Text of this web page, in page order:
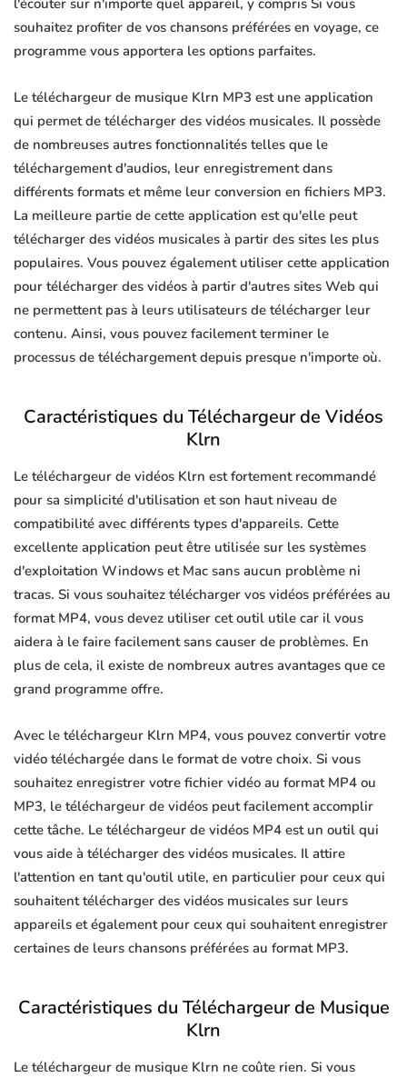
l'écouter sur n'importe quel appareil, y compris Si vous
souhaitez profiter de vos chansons préférées en voyage, ce
programme vous apportera les options parfaites.
Le téléchargeur de musique Klrn MP3 est une application
qui permet de télécharger des vidéos musicales. Il possède
de nombreuses autres fonctionnalités telles que le
téléchargement d'audios, leur enregistrement dans
différents formats et même leur conversion en fichiers MP3.
La meilleure partie de cette application est qu'elle peut
télécharger des vidéos musicales à partir des sites les plus
populaires. Vous pouvez également utiliser cette application
pour télécharger des vidéos à partir d'autres sites Web qui
ne permettent pas à leurs utilisateurs de télécharger leur
contenu. Ainsi, vous pouvez facilement terminer le
processus de téléchargement depuis presque n'importe où.
Caractéristiques du Téléchargeur de Vidéos
Klrn
Le téléchargeur de vidéos Klrn est fortement recommandé
pour sa simplicité d'utilisation et son haut niveau de
compatibilité avec différents types d'appareils. Cette
excellente application peut être utilisée sur les systèmes
d'exploitation Windows et Mac sans aucun problème ni
tracas. Si vous souhaitez télécharger vos vidéos préférées au
format MP4, vous devez utiliser cet outil utile car il vous
aidera à le faire facilement sans causer de problèmes. En
plus de cela, il existe de nombreux autres avantages que ce
grand programme offre.
Avec le téléchargeur Klrn MP4, vous pouvez convertir votre
vidéo téléchargée dans le format de votre choix. Si vous
souhaitez enregistrer votre fichier vidéo au format MP4 ou
MP3, le téléchargeur de vidéos peut facilement accomplir
cette tâche. Le téléchargeur de vidéos MP4 est un outil qui
vous aide à télécharger des vidéos musicales. Il attire
l'attention en tant qu'outil utile, en particulier pour ceux qui
souhaitent télécharger des vidéos musicales sur leurs
appareils et également pour ceux qui souhaitent enregistrer
certaines de leurs chansons préférées au format MP3.
Caractéristiques du Téléchargeur de Musique
Klrn
Le téléchargeur de musique Klrn ne coûte rien. Si vous